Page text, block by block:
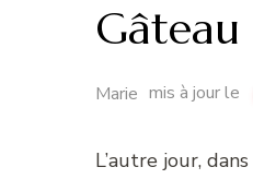
Marie mis à jour le
L’autre jour,